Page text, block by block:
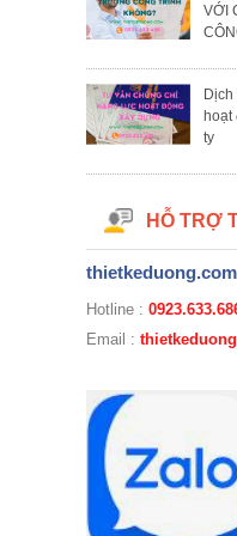
VỚI
ty
HỖ TRỢ
thietkeduong.com
Hotline :
Email :